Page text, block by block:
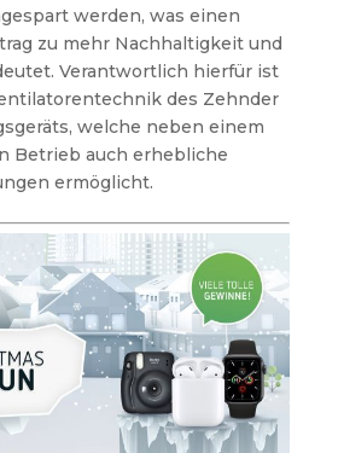
werden, was einen
zu mehr Nachhaltigkeit und
Verantwortlich hierfür ist
des Zehnder
welche neben einem
Betrieb auch erhebliche
ermöglicht.